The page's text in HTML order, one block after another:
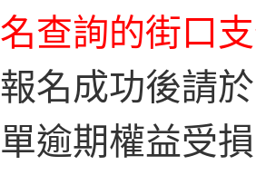
名查詢的街口
報名成功後請
單逾期權益受